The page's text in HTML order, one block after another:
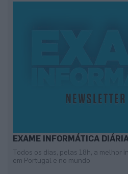
EXAME INFORMÁTICA
Todos os dias, pelas 18h, a melhor
em Portugal e no mundo